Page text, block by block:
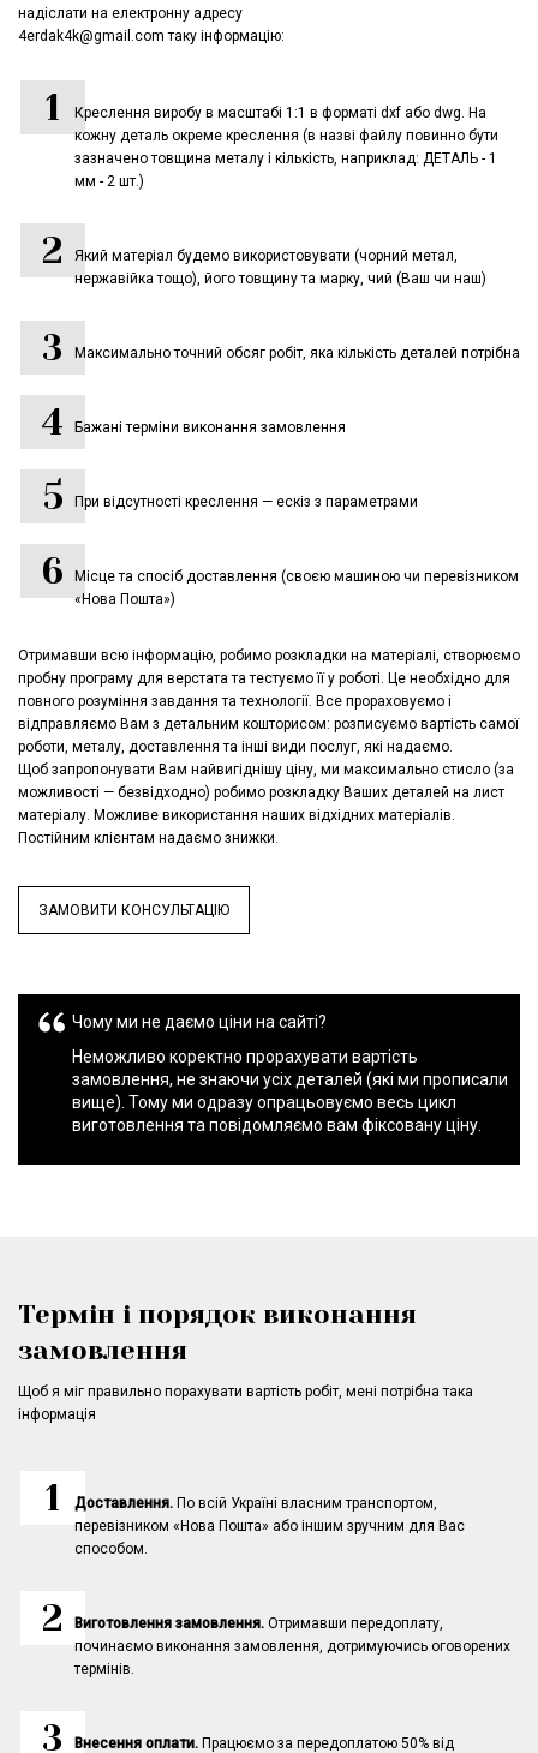
надіслати на електронну адресу
4erdak4k@gmail.com таку інформацію:
ЗАМОВИТИ КОНСУЛЬТАЦІЮ
Креслення виробу в масштабі 1:1 в форматі dxf або dwg. На
кожну деталь окреме креслення (в назві файлу повинно бути
зазначено товщина металу і кількість, наприклад: ДЕТАЛЬ - 1
мм - 2 шт.)
Який матеріал будемо використовувати (чорний метал,
нержавійка тощо), його товщину та марку, чий (Ваш чи наш)
Максимально точний обсяг робіт, яка кількість деталей потрібна
Бажані терміни виконання замовлення
При відсутності креслення — ескіз з параметрами
Місце та спосіб доставлення (своєю машиною чи перевізником
«Нова Пошта»)
Отримавши всю інформацію, робимо розкладки на матеріалі, створюємо
пробну програму для верстата та тестуємо її у роботі. Це необхідно для
повного розуміння завдання та технології. Все прораховуємо і
відправляємо Вам з детальним кошторисом: розписуємо вартість самої
роботи, металу, доставлення та інші види послуг, які надаємо.
Щоб запропонувати Вам найвигіднішу ціну, ми максимально стисло (за
можливості — безвідходно) робимо розкладку Ваших деталей на лист
матеріалу. Можливе використання наших відхідних матеріалів.
Постійним клієнтам надаємо знижки.
Чому ми не даємо ціни на сайті?
Неможливо коректно прорахувати вартість
замовлення, не знаючи усіх деталей (які ми прописали
вище). Тому ми одразу опрацьовуємо весь цикл
виготовлення та повідомляємо вам фіксовану ціну.
Термін і порядок виконання
замовлення
Щоб я міг правильно порахувати вартість робіт, мені потрібна така
інформація
Доставлення. По всій Україні власним транспортом,
перевізником «Нова Пошта» або іншим зручним для Вас
способом.
Виготовлення замовлення. Отримавши передоплату,
починаємо виконання замовлення, дотримуючись оговорених
термінів.
Внесення оплати. Працюємо за передоплатою 50% від